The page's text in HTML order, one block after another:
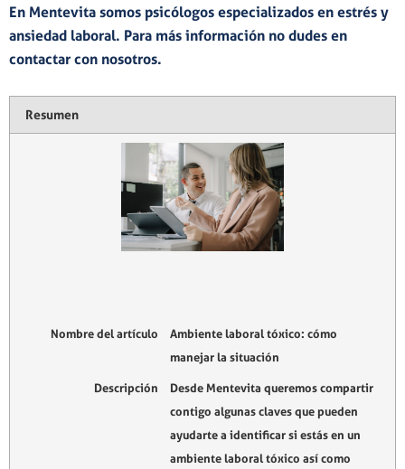
En Mentevita somos psicólogos especializados en estrés y
ansiedad laboral. Para más información no dudes en
contactar con nosotros.
Resumen
Nombre del artículo
Ambiente laboral tóxico: cómo
manejar la situación
Descripción
Desde Mentevita queremos compartir
contigo algunas claves que pueden
ayudarte a identificar si estás en un
ambiente laboral tóxico así como